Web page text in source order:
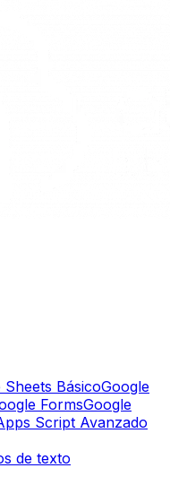
Sheets BásicoGoogle
FormsGoogle
Script Avanzado
de texto